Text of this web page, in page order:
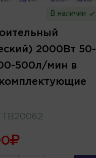
В наличии
2000Вт 50-
500л/мин в
TB20062